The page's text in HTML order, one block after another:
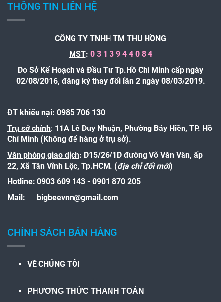
THÔNG TIN LIÊN HỆ
CÔNG TY TNHH TM THU HỒNG
MST: 0 3 1 3 9 4 4 0 8 4
Do Sở Kế Hoạch và Đầu Tư Tp.Hồ Chí Minh cấp ngày
02/08/2016, đăng ký thay đổi lần 2 ngày 08/03/2019.
ĐT khiếu nại: 0985 706 130
Trụ sở chính: 11A Lê Duy Nhuận, Phường Bảy Hiền, TP. Hồ
Chí Minh (Không để hàng ở trụ sở).
Văn phòng giao dịch: D15/26/1D đường Võ Văn Vân, ấp
22, Xã Tân Vĩnh Lộc, Tp.HCM. (địa chỉ đổi mới)
Hotline: 0903 609 143 - 0901 870 205
Mail: bigbeevnn@gmail.com
CHÍNH SÁCH BÁN HÀNG
VỀ CHÚNG TÔI
PHƯƠNG THỨC THANH TOÁN